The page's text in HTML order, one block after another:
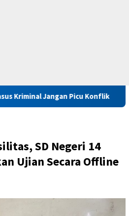
Picu Konflik
SD Negeri 14
Ujian Secara Offline